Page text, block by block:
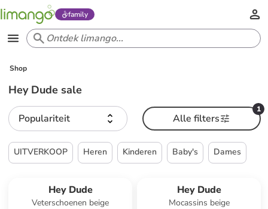
family
Shop
Hey Dude sale
Populariteit
1
Alle filters
UITVERKOOP Heren Kinderen Baby's Dames
Hey Dude
Veterschoenen beige
Hey Dude
Mocassins beige